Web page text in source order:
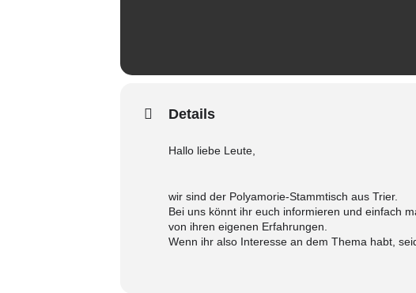
Details
Hallo liebe Leute,
wir sind der Polyamorie-Stammtisch aus Trier.
Bei uns könnt ihr euch informieren und einfach
von ihren eigenen Erfahrungen.
Wenn ihr also Interesse an dem Thema habt,